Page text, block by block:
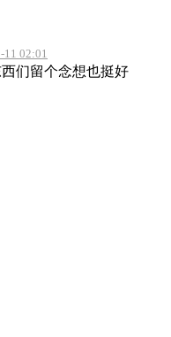
11 02:01
们留个念想也挺好